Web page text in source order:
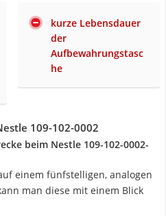
kurze Lebensdauer
der
Aufbewahrungstasc
he
109-102-0002
beim Nestle 109-102-0002-
einem fünfstelligen, analogen
man diese mit einem Blick